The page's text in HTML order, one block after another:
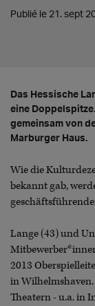
Publié le 21. sept
Das Hessische
eine
gemeinsam von
Marburger Haus.
Wie die
bekannt gab,
Lange (43) und
2013
in
Theatern - u.a. in